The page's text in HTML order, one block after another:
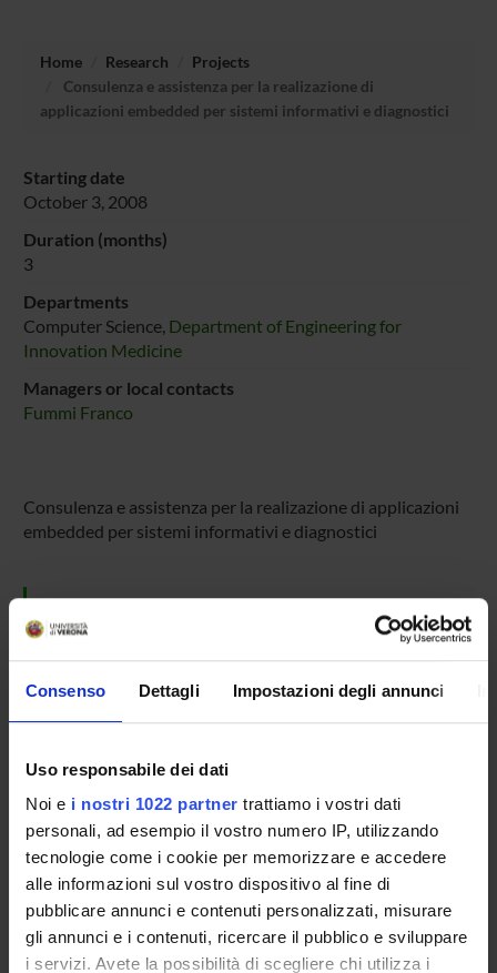
Consenso Dettagli Impostazioni degli annunci
Uso responsabile dei dati
Noi e i nostri 1022 partner trattiamo i vostri dati
personali, ad esempio il vostro numero IP, utilizzando
tecnologie come i cookie per memorizzare e accedere
alle informazioni sul vostro dispositivo al fine di
pubblicare annunci e contenuti personalizzati, misurare
gli annunci e i contenuti, ricercare il pubblico e sviluppare
i servizi. Avete la possibilità di scegliere chi utilizza i
Home Research
Projects
Consulenza e assistenza per la realizazione di
applicazioni embedded per sistemi informativi e diagnostici
Starting date
October 3, 2008
Duration (months)
3
Departments
Computer Science, Department of Engineering for
Innovation Medicine
Managers or local contacts
Fummi Franco
Consulenza e assistenza per la realizazione di applicazioni
embedded per sistemi informativi e diagnostici
SPONSORS:
Syllabus:ART66 - Attività Commerciale
PROJECT PARTICIPANTS
Franco Fummi
Full Professor